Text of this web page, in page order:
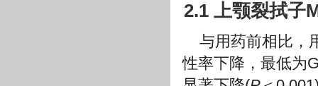
2.1 上颚裂拭子
与用药前相比，
性率下降，最低为